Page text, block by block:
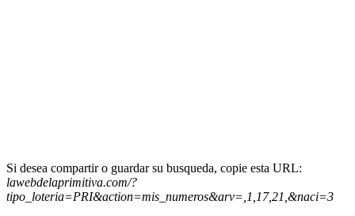
Si desea compartir o guardar su busqueda, copie esta URL:
lawebdelaprimitiva.com/?
tipo_loteria=PRI&action=mis_numeros&arv=,1,17,21,&naci=3